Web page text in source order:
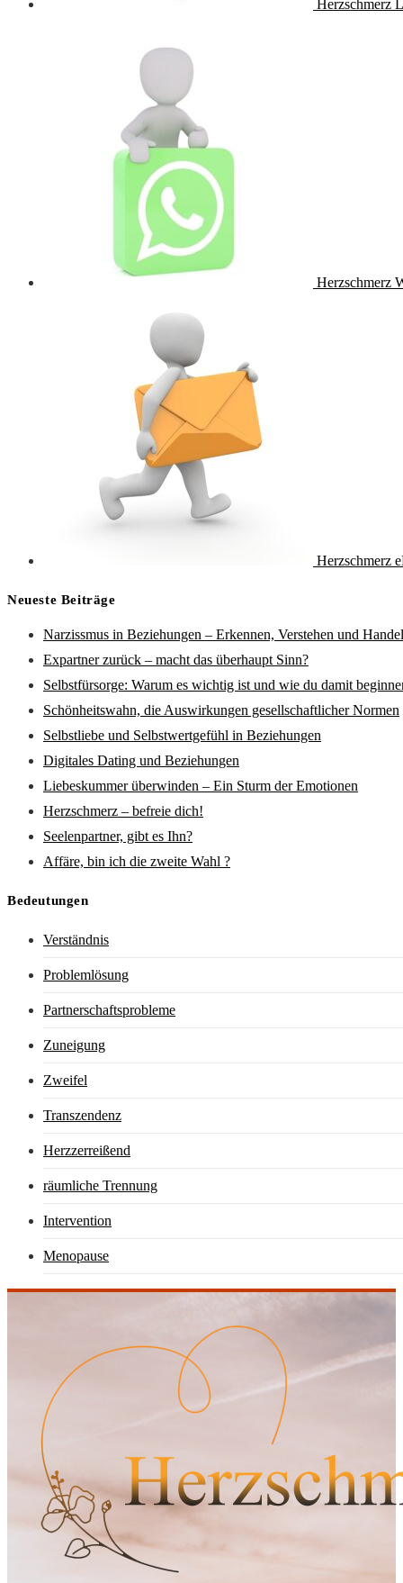
Herzschmerz
Herzschmerz
Herzschmerz
Neueste Beiträge
Narzissmus in Beziehungen – Erkennen, Verstehen und
Expartner zurück – macht das überhaupt Sinn?
Selbstfürsorge: Warum es wichtig ist und wie du damit
Schönheitswahn, die Auswirkungen gesellschaftlicher Normen
Selbstliebe und Selbstwertgefühl in Beziehungen
Digitales Dating und Beziehungen
Liebeskummer überwinden – Ein Sturm der Emotionen
Herzschmerz – befreie dich!
Seelenpartner, gibt es Ihn?
Affäre, bin ich die zweite Wahl ?
Bedeutungen
Verständnis
Problemlösung
Partnerschaftsprobleme
Zuneigung
Zweifel
Transzendenz
Herzzerreißend
räumliche Trennung
Intervention
Menopause